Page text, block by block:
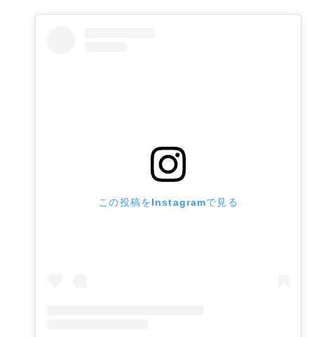
この投稿をInstagramで見る